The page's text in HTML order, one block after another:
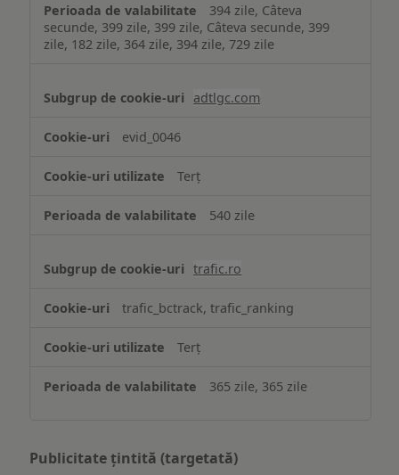
394 zile, Câteva
secunde, 399 zile, 399 zile, Câteva secunde, 399
zile, 182 zile, 364 zile, 394 zile, 729 zile
adtlgc.com
evid_0046
Terț
540 zile
trafic.ro
trafic_bctrack, trafic_ranking
Terț
365 zile, 365 zile
Publicitate țintită (targetată)